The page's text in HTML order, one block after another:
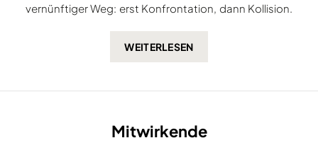
vernünftiger Weg: erst Konfrontation, dann Kollision.
Mitwirkende